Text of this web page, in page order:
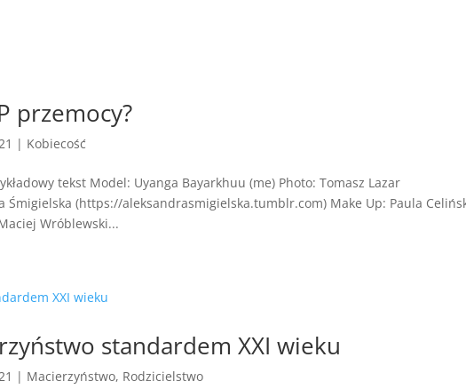
przemocy?
| Kobiecość
tekst Model: Uyanga Bayarkhuu (me) Photo: Tomasz Lazar
(https://aleksandrasmigielska.tumblr.com) Make Up: Paula
Wróblewski...
standardem XXI wieku
| Macierzyństwo, Rodzicielstwo